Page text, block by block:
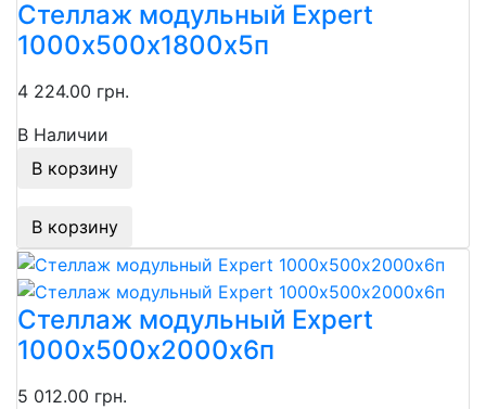
Стеллаж модульный Expert
1000х500х1800х5п
4 224.00 грн.
В Наличии
В корзину
В корзину
Стеллаж модульный Expert
1000х500х2000х6п
5 012.00 грн.